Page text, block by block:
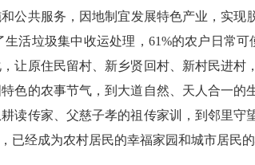
公共服务，因地制宜发展特色产业，实现
活垃圾集中收运处理，61%的农户日常
让原住民留村、新乡贤回村、新村民进村
色的农事节气，到大道自然、天人合一
读传家、父慈子孝的祖传家训，到邻里
经成为农村居民的幸福家园和城市居民的